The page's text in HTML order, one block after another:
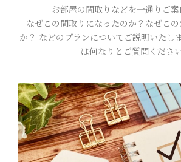
お部屋の間取りなどを一通りご案
なぜこの間取りになったのか？なぜこ
か？ などのプランについてご説明いたし
は何なりとご質問ください